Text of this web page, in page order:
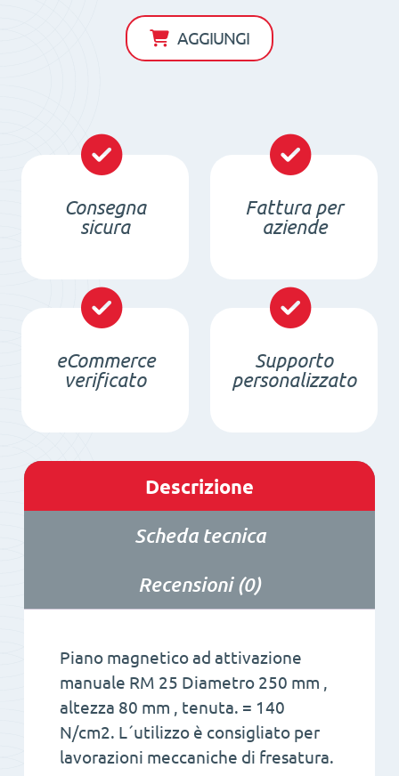
circolare
RM
AGGIUNGI
Consegna
sicura
Fattura per
aziende
eCommerce
verificato
Supporto
personalizzato
Descrizione
Scheda tecnica
Recensioni (0)
Piano magnetico ad attivazione
manuale RM 25 Diametro 250 mm ,
altezza 80 mm , tenuta. = 140
N/cm2. L´utilizzo è consigliato per
lavorazioni meccaniche di fresatura.